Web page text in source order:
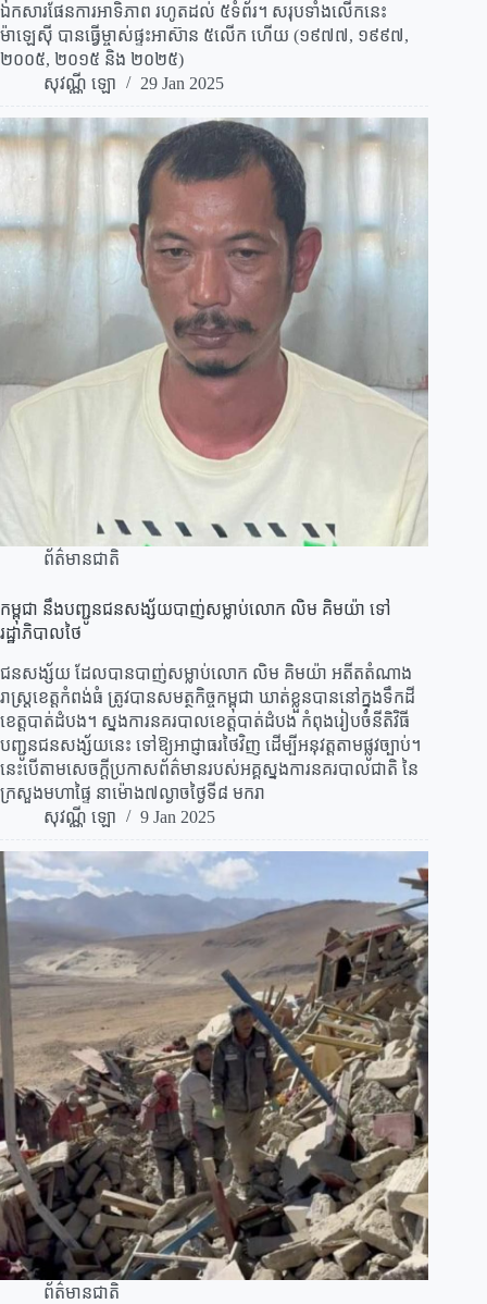
ឯកសារផែនការអាទិភាព រហូតដល់ ៥ទំព័រ។ សរុបទាំងលើកនេះ
ម៉ាឡេស៊ី បានធ្វើម្ចាស់ផ្ទះអាស៊ាន ៥លើក ហើយ (១៩៧៧, ១៩៩៧,
២០០៥, ២០១៥ និង ២០២៥)
សុវណ្ណី ឡោ
29 Jan 2025
ព័ត៌មានជាតិ
កម្ពុជា នឹងបញ្ជូនជនសង្ស័យបាញ់សម្លាប់លោក លិម គិមយ៉ា ទៅ
រដ្ឋាភិបាលថៃ
ជនសង្ស័យ ដែលបានបាញ់សម្លាប់លោក លិម គិមយ៉ា អតីតតំណាង
រាស្រ្តខេត្តកំពង់ធំ ត្រូវបានសមត្ថកិច្ចកម្ពុជា ឃាត់ខ្លួនបាននៅក្នុងទឹកដី
ខេត្តបាត់ដំបង។ ស្នងការនគរបាលខេត្តបាត់ដំបង កំពុងរៀបចំនីតិវិធី
បញ្ជូនជនសង្ស័យនេះ ទៅឱ្យអាជ្ញាធរថៃវិញ ដើម្បីអនុវត្តតាមផ្លូវច្បាប់។
នេះបើតាមសេចក្តីប្រកាសព័ត៌មានរបស់អគ្គស្នងការនគរបាលជាតិ នៃ
ក្រសួងមហាផ្ទៃ នាម៉ោង៧ល្ងាចថ្ងៃទី៨ មករា
សុវណ្ណី ឡោ
9 Jan 2025
ព័ត៌មានជាតិ